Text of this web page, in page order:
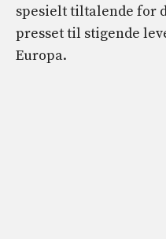
spesielt tiltalende for
presset til stigende
Europa.